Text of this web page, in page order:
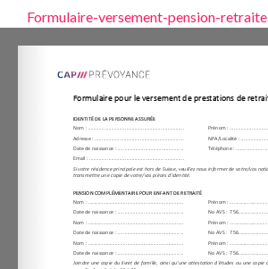
Formulaire-versement-pension-retraite